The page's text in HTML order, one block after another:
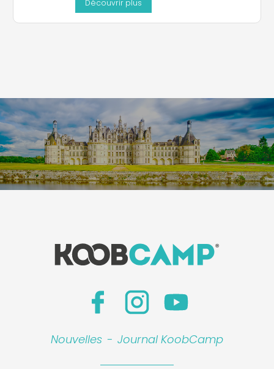
Découvrir plus
Nouvelles - Journal KoobCamp